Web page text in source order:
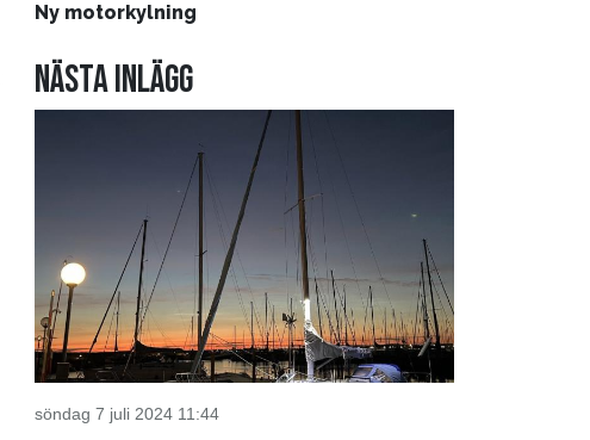
Ny motorkylning
Nästa inlägg
söndag 7 juli 2024 11:44